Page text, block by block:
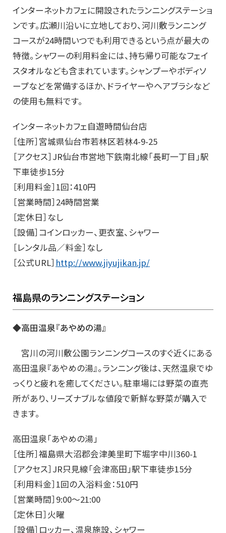
インターネットカフェに開設されたランニングステーショ
ンです。広瀬川沿いに立地しており、河川敷ランニング
コースが24時間いつでも利用できるという点が最大の
特徴。シャワーの利用料金には、持ち帰り可能なフェイ
スタオルなども含まれています。シャンプーやボディソ
ープなどを常備するほか、ドライヤーやヘアブラシなど
の使用も無料です。
インターネットカフェ自遊時間仙台店
［住所］宮城県仙台市若林区若林4-9-25
［アクセス］JR仙台市営地下鉄南北線「長町一丁目」駅
下車徒歩15分
［利用料金］1回：410円
［営業時間］24時間営業
［定休日］なし
［設備］コインロッカー、更衣室、シャワー
［レンタル品／料金］なし
［公式URL］ http://www.jiyujikan.jp/
福島県のランニングステーション
◆高田温泉『あやめの湯』
宮川の河川敷公園ランニングコースのすぐ近くにある
高田温泉『あやめの湯』。ランニング後は、天然温泉でゆ
っくりと疲れを癒してください。駐車場には野菜の直売
所があり、リーズナブルな値段で新鮮な野菜が購入で
きます。
高田温泉「あやめの湯」
［住所］福島県大沼郡会津美里町下堀字中川360-1
［アクセス］JR只見線「会津高田」駅下車徒歩15分
［利用料金］1回の入浴料金：510円
［営業時間］9:00～21:00
［定休日］火曜
［設備］ロッカー、温泉施設、シャワー